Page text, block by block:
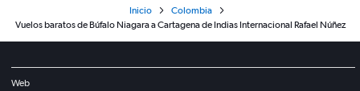
Inicio
Colombia
Vuelos baratos de Búfalo Niagara a Cartagena de Indias Internacional Rafael Núñez
Web